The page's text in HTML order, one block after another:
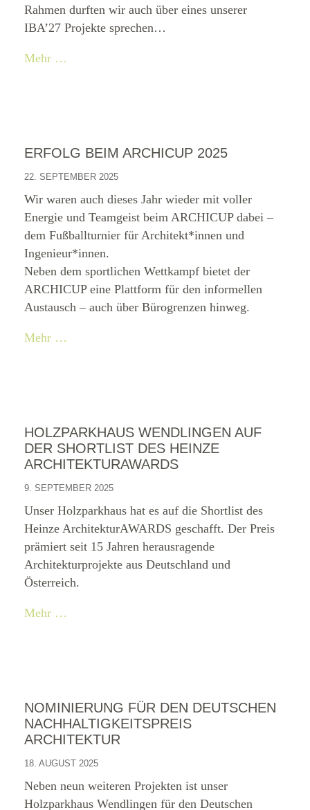
Rahmen durften wir auch über eines unserer
IBA’27 Projekte sprechen…
Mehr …
ERFOLG BEIM ARCHICUP 2025
22. SEPTEMBER 2025
Wir waren auch dieses Jahr wieder mit voller
Energie und Teamgeist beim ARCHICUP dabei –
dem Fußballturnier für Architekt*innen und
Ingenieur*innen.
Neben dem sportlichen Wettkampf bietet der
ARCHICUP eine Plattform für den informellen
Austausch – auch über Bürogrenzen hinweg.
Mehr …
HOLZPARKHAUS WENDLINGEN AUF
DER SHORTLIST DES HEINZE
ARCHITEKTURAWARDS
9. SEPTEMBER 2025
Unser Holzparkhaus hat es auf die Shortlist des
Heinze ArchitekturAWARDS geschafft. Der Preis
prämiert seit 15 Jahren herausragende
Architekturprojekte aus Deutschland und
Österreich.
Mehr …
NOMINIERUNG FÜR DEN DEUTSCHEN
NACHHALTIGKEITSPREIS
ARCHITEKTUR
18. AUGUST 2025
Neben neun weiteren Projekten ist unser
Holzparkhaus Wendlingen für den Deutschen